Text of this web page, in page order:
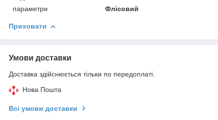
параметри
Флісовий
Приховати
Умови доставки
Доставка здійснюється тільки по передоплаті.
Нова Пошта
Всі умови доставки